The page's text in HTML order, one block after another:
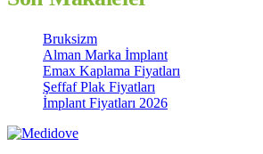
Bruksizm
Alman Marka İmplant
Emax Kaplama Fiyatları
Şeffaf Plak Fiyatları
İmplant Fiyatları 2026